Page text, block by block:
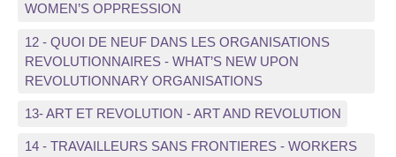
WOMEN’S OPPRESSION
12 - QUOI DE NEUF DANS LES ORGANISATIONS
REVOLUTIONNAIRES - WHAT’S NEW UPON
REVOLUTIONNARY ORGANISATIONS
13- ART ET REVOLUTION - ART AND REVOLUTION
14 - TRAVAILLEURS SANS FRONTIERES - WORKERS